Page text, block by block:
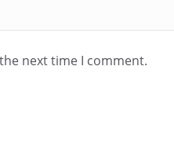
next time I comment.